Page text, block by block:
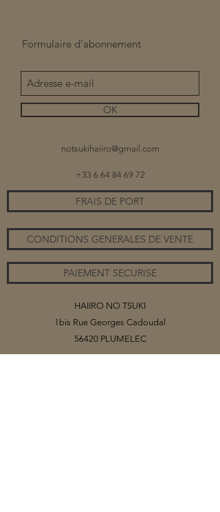
Formulaire d'abonnement
OK
notsukihaiiro@gmail.com
+33 6 64 84 69 72
FRAIS DE PORT
CONDITIONS GENERALES DE VENTE
PAIEMENT SECURISE
HAIIRO NO TSUKI
1bis Rue Georges Cadoudal
56420 PLUMELEC